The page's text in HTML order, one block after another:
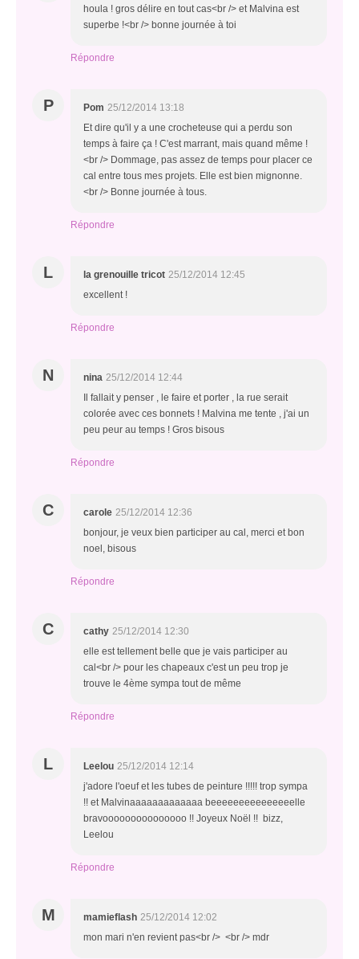
houla ! gros délire en tout cas<br /> et Malvina est
superbe !<br /> bonne journée à toi
Répondre
P Pom 25/12/2014 13:18
Et dire qu'il y a une crocheteuse qui a perdu son
temps à faire ça ! C'est marrant, mais quand même !
<br /> Dommage, pas assez de temps pour placer ce
cal entre tous mes projets. Elle est bien mignonne.
<br /> Bonne journée à tous.
Répondre
L la grenouille tricot 25/12/2014 12:45
excellent !
Répondre
N nina 25/12/2014 12:44
Il fallait y penser , le faire et porter , la rue serait
colorée avec ces bonnets ! Malvina me tente , j'ai un
peu peur au temps ! Gros bisous
Répondre
C carole 25/12/2014 12:36
bonjour, je veux bien participer au cal, merci et bon
noel, bisous
Répondre
C cathy 25/12/2014 12:30
elle est tellement belle que je vais participer au
cal<br /> pour les chapeaux c'est un peu trop je
trouve le 4ème sympa tout de même
Répondre
L Leelou 25/12/2014 12:14
j'adore l'oeuf et les tubes de peinture !!!!! trop sympa
!! et Malvinaaaaaaaaaaaaa beeeeeeeeeeeeeeelle
bravooooooooooooooo !! Joyeux Noël !! bizz,
Leelou
Répondre
M mamieflash 25/12/2014 12:02
mon mari n'en revient pas<br /> <br /> mdr